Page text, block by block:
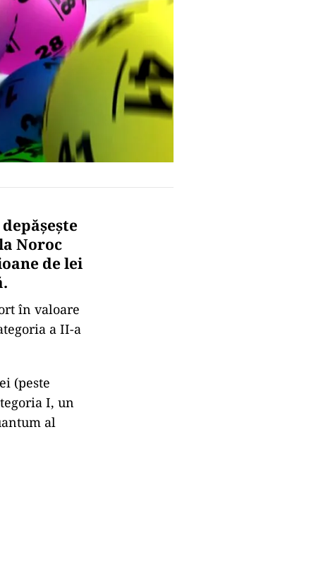
Noroc
de lei
în valoare
a II-a
(peste
I, un
al